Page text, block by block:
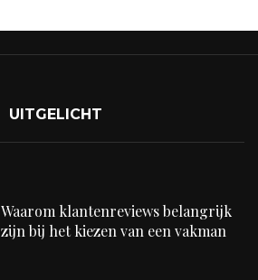
UITGELICHT
Waarom klantenreviews belangrijk
zijn bij het kiezen van een vakman